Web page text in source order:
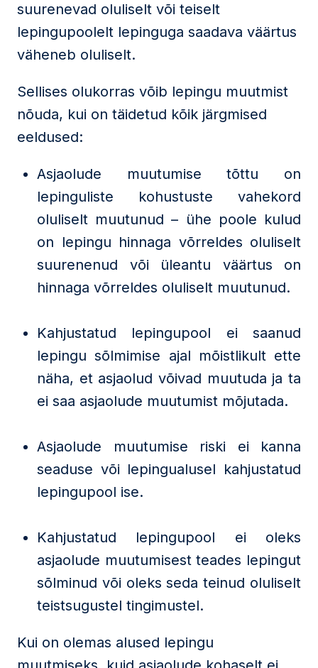
suurenevad oluliselt või teiselt
lepingupoolelt lepinguga saadava väärtus
väheneb oluliselt.
Sellises olukorras võib lepingu muutmist
nõuda, kui on täidetud kõik järgmised
eeldused:
Asjaolude muutumise tõttu on
lepinguliste kohustuste vahekord
oluliselt muutunud – ühe poole kulud
on lepingu hinnaga võrreldes oluliselt
suurenenud või üleantu väärtus on
hinnaga võrreldes oluliselt muutunud.
Kahjustatud lepingupool ei saanud
lepingu sõlmimise ajal mõistlikult ette
näha, et asjaolud võivad muutuda ja ta
ei saa asjaolude muutumist mõjutada.
Asjaolude muutumise riski ei kanna
seaduse või lepingualusel kahjustatud
lepingupool ise.
Kahjustatud lepingupool ei oleks
asjaolude muutumisest teades lepingut
sõlminud või oleks seda teinud oluliselt
teistsugustel tingimustel.
Kui on olemas alused lepingu